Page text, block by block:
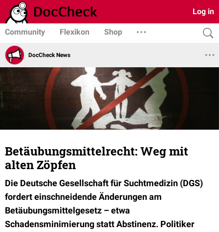
Log in
Community Flexikon Shop
DocCheck News
Betäubungsmittelrecht: Weg mit
alten Zöpfen
Die Deutsche Gesellschaft für Suchtmedizin (DGS)
fordert einschneidende Änderungen am
Betäubungsmittelgesetz – etwa
Schadensminimierung statt Abstinenz. Politiker